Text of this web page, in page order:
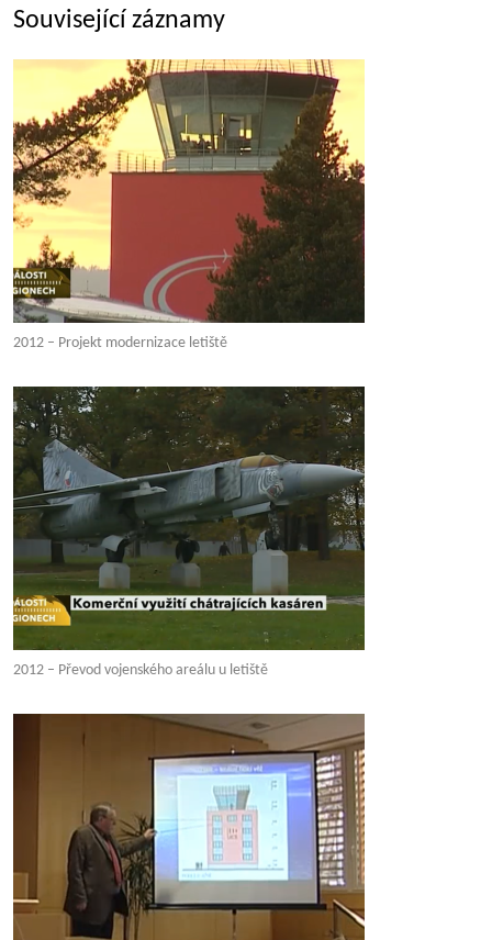
Související záznamy
2012 – Projekt modernizace letiště
2012 – Převod vojenského areálu u letiště